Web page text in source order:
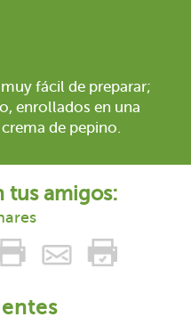
fácil de preparar;
enrollados en una
de pepino.
tus amigos: